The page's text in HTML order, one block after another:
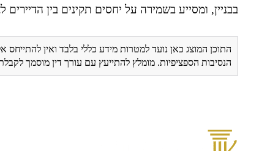
בבניין, ומסייע בשמירה על יחסים תקינים בין הדיירים
התוכן המוצג כאן נועד למטרות מידע כללי בלבד ואין
הנסיבות הספציפיות. מומלץ להתייעץ עם עורך דין מוסמך